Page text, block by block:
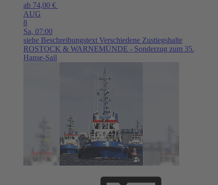
ab 74,00 €
AUG
8
Sa, 07:00
siehe Beschreibungstext Verschiedene Zustiegshalte
ROSTOCK & WARNEMÜNDE - Sonderzug zum 35.
Hanse-Sail